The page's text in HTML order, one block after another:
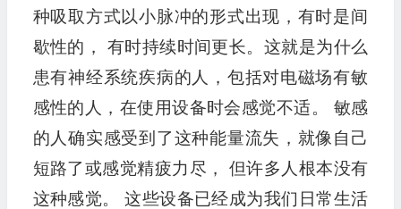
种吸取方式以小脉冲的形式出现，有时是间
歇性的， 有时持续时间更长。这就是为什么
患有神经系统疾病的人，包括对电磁场有敏
感性的人，在使用设备时会感觉不适。 敏感
的人确实感受到了这种能量流失，就像自己
短路了或感觉精疲力尽， 但许多人根本没有
这种感觉。 这些设备已经成为我们日常生活